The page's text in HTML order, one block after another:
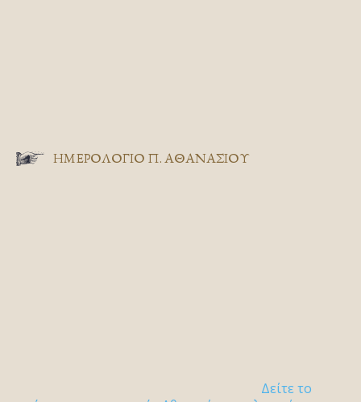
ΗΜΕΡΟΛΟΓΙΟ Π. ΑΘΑΝΑΣΙΟΥ
Δείτε το